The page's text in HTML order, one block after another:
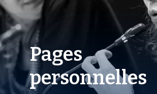
Pages
personnelles